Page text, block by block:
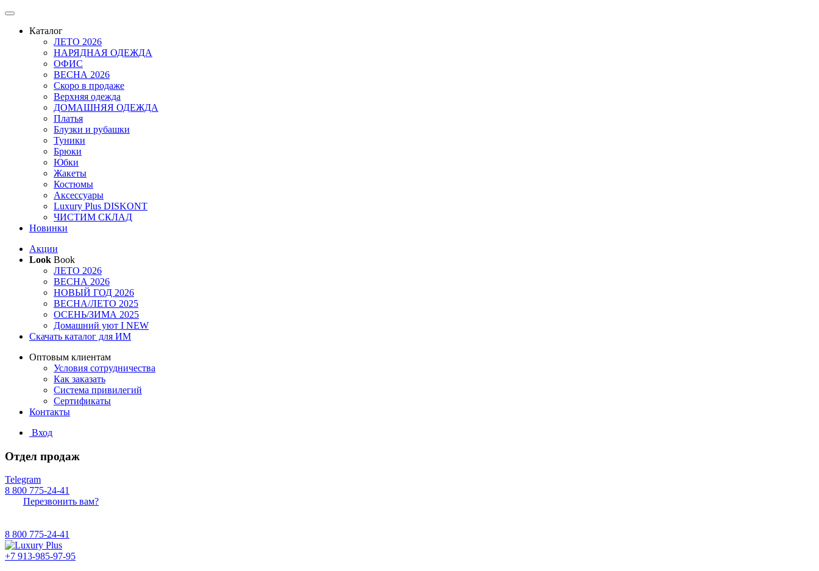
Каталог
ЛЕТО 2026
НАРЯДНАЯ ОДЕЖДА
ОФИС
ВЕСНА 2026
Скоро в продаже
Верхняя одежда
ДОМАШНЯЯ ОДЕЖДА
Платья
Блузки и рубашки
Туники
Брюки
Юбки
Жакеты
Костюмы
Аксессуары
Luxury Plus DISKONT
ЧИСТИМ СКЛАД
Новинки
Акции
Look Book
ЛЕТО 2026
ВЕСНА 2026
НОВЫЙ ГОД 2026
ВЕСНА/ЛЕТО 2025
ОСЕНЬ/ЗИМА 2025
Домашний уют I NEW
Скачать каталог для ИМ
Оптовым клиентам
Условия сотрудничества
Как заказать
Система привилегий
Сертификаты
Контакты
Вход
Отдел продаж
Telegram
8 800 775-24-41
Перезвонить вам?
8 800 775-24-41
+7 913-985-97-95